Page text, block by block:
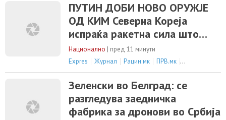
ПУТИН ДОБИ НОВО ОРУЖЈЕ
ОД КИМ Северна Кореја
испраќа ракетна сила што
може да ја промени војната
Национално | пред 11 минути
Expres
Журнал Рацин.мк ПРВ.мк сите 11 вести »
Зеленски во Белград: се
разгледува заедничка
фабрика за дронови во Србија